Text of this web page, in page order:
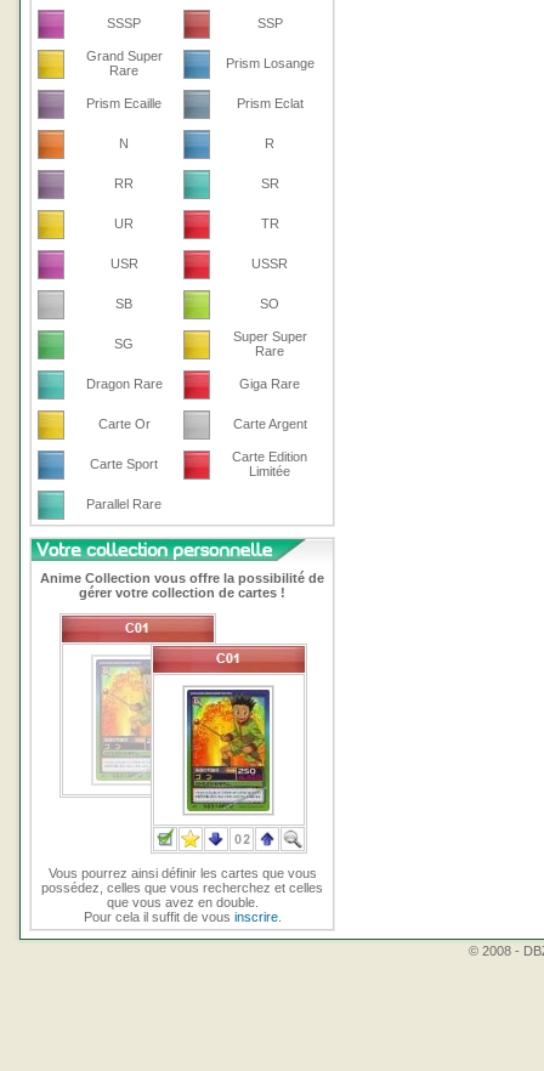
SSSP SSP
Grand Super
Rare
Prism Losange
Prism Ecaille Prism Eclat
N R
RR SR
UR TR
USR USSR
SB SO
SG
Super Super
Rare
Dragon Rare Giga Rare
Carte Or Carte Argent
Carte Sport
Carte Edition
Limitée
Parallel Rare
Anime Collection vous offre la possibilité de
gérer votre collection de cartes !
Vous pourrez ainsi définir les cartes que vous
possédez, celles que vous recherchez et celles
que vous avez en double.
Pour cela il suffit de vous inscrire.
© 2008 -